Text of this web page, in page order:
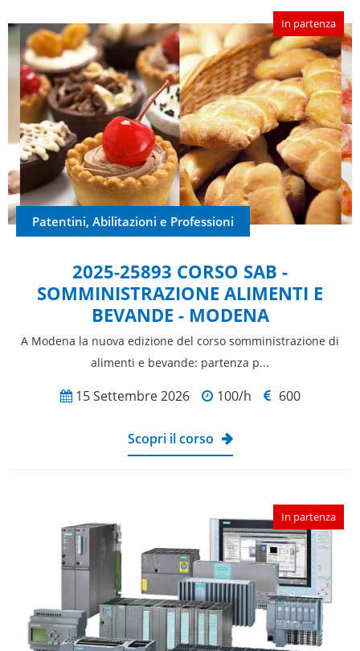
In partenza
Patentini, Abilitazioni e Professioni
2025-25893 CORSO SAB -
SOMMINISTRAZIONE ALIMENTI E
BEVANDE - MODENA
A Modena la nuova edizione del corso somministrazione di
alimenti e bevande: partenza p...
15 Settembre 2026 100/h 600
Scopri il corso
In partenza